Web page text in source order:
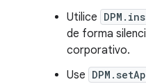
Utilice
de forma
corporativo.
Use